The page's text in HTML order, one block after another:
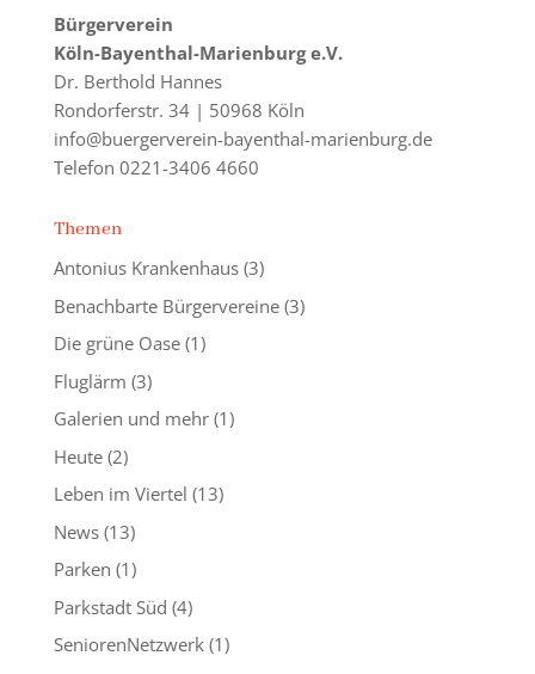
Bürgerverein
Köln-Bayenthal-Marienburg e.V.
Dr. Berthold Hannes
Rondorferstr. 34 | 50968 Köln
info@buergerverein-bayenthal-marienburg.de
Telefon 0221-3406 4660
Themen
Antonius Krankenhaus(3)
Benachbarte Bürgervereine(3)
Die grüne Oase(1)
Fluglärm (3)
Galerien und mehr(1)
Heute(2)
Leben im Viertel (13)
News(13)
Parken (1)
Parkstadt Süd (4)
SeniorenNetzwerk(1)